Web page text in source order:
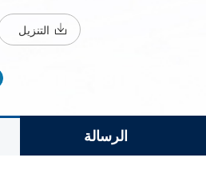
التنزيل
الرسالة